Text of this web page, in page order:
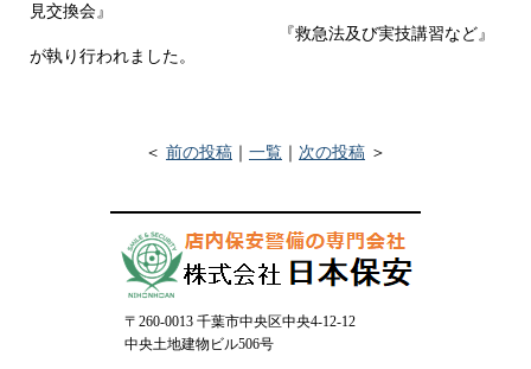
見交換会』
『救急法及び実技講習など』
が執り行われました。
＜ 前の投稿 一覧 次の投稿 ＞
〒260-0013 千葉市中央区中央4-12-12
中央土地建物ビル506号